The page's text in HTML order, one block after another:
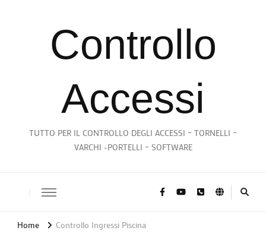
Controllo
Accessi
TUTTO PER IL CONTROLLO DEGLI ACCESSI – TORNELLI –
VARCHI -PORTELLI – SOFTWARE
Home Controllo Ingressi Piscina